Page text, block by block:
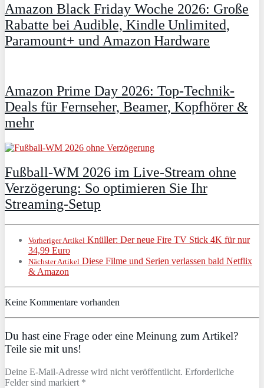
Amazon Black Friday Woche 2026: Große
Rabatte bei Audible, Kindle Unlimited,
Paramount+ und Amazon Hardware
Amazon Prime Day 2026: Top-Technik-
Deals für Fernseher, Beamer, Kopfhörer &
mehr
Fußball-WM 2026 im Live-Stream ohne
Verzögerung: So optimieren Sie Ihr
Streaming-Setup
Vorheriger Artikel Knüller: Der neue Fire TV Stick 4K für nur
34,99 Euro
Nächster Artikel Diese Filme und Serien verlassen bald Netflix
& Amazon
Keine Kommentare vorhanden
Du hast eine Frage oder eine Meinung zum Artikel?
Teile sie mit uns!
Deine E-Mail-Adresse wird nicht veröffentlicht. Erforderliche
Felder sind markiert *